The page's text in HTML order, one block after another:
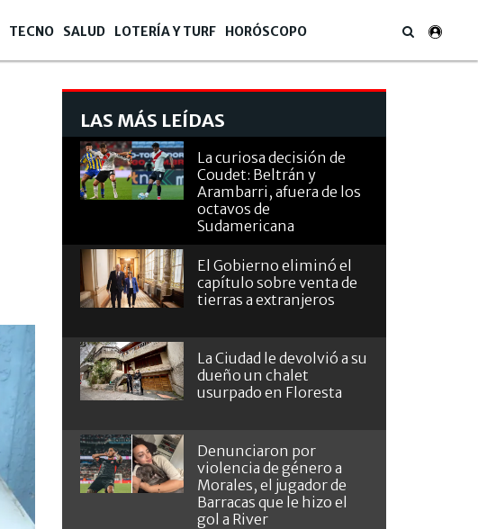
TECNO SALUD LOTERÍA Y TURF HORÓSCOPO
LAS MÁS LEÍDAS
La curiosa decisión de
Coudet: Beltrán y
Arambarri, afuera de los
octavos de
Sudamericana
El Gobierno eliminó el
capítulo sobre venta de
tierras a extranjeros
La Ciudad le devolvió a su
dueño un chalet
usurpado en Floresta
Denunciaron por
violencia de género a
Morales, el jugador de
Barracas que le hizo el
gol a River